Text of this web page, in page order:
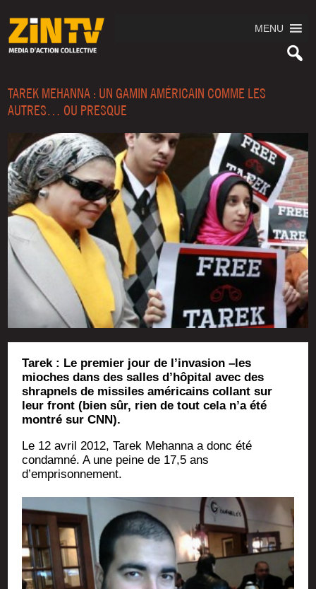
MENU
TAREK MEHANNA : UN GAMIN AMÉRICAIN COMME LES
AUTRES… OU PRESQUE
Tarek : Le premier jour de l’invasion –les
mioches dans des salles d’hôpital avec des
shrapnels de missiles américains collant sur
leur front (bien sûr, rien de tout cela n’a été
montré sur CNN).
Le 12 avril 2012, Tarek Mehan­na a donc été
condam­né. A une peine de 17,5 ans
d’emprisonnement.